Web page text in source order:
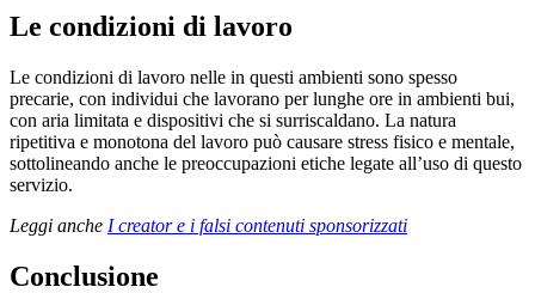
Le condizioni di lavoro
Le condizioni di lavoro nelle in questi ambienti sono spesso
precarie, con individui che lavorano per lunghe ore in ambienti bui,
con aria limitata e dispositivi che si surriscaldano. La natura
ripetitiva e monotona del lavoro può causare stress fisico e mentale,
sottolineando anche le preoccupazioni etiche legate all’uso di questo
servizio.
Leggi anche I creator e i falsi contenuti sponsorizzati
Conclusione